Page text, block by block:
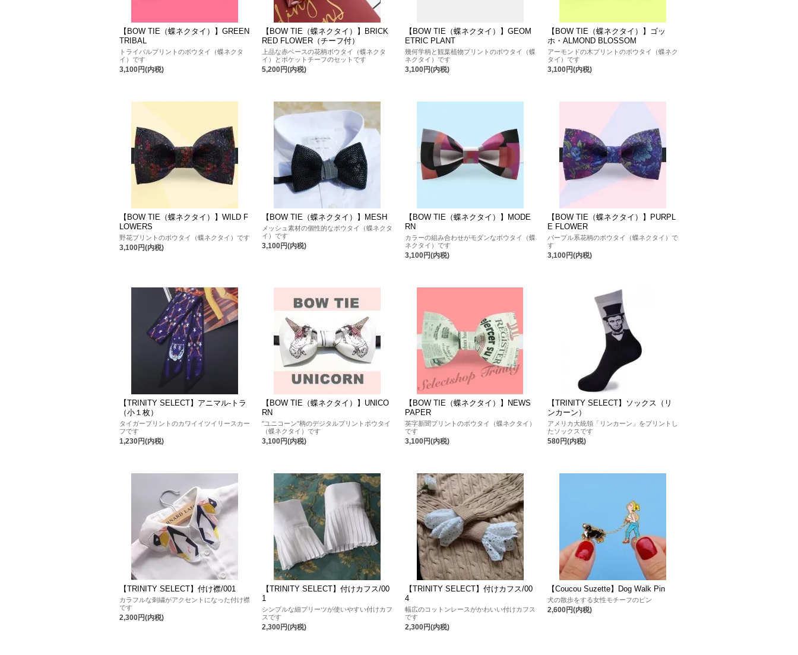
【BOW TIE（蝶ネクタイ）】GREEN
TRIBAL
トライバルプリントのボウタイ（蝶ネクタ
イ）です
3,100円(内税)
【BOW TIE（蝶ネクタイ）】BRICK
RED FLOWER（チーフ付）
上品な赤ベースの花柄ボウタイ（蝶ネクタ
イ）とポケットチーフのセットです
5,200円(内税)
【BOW TIE（蝶ネクタイ）】GEOM
ETRIC PLANT
幾何学柄と観葉植物プリントのボウタイ（蝶
ネクタイ）です
3,100円(内税)
【BOW TIE（蝶ネクタイ）】ゴッ
ホ・ALMOND BLOSSOM
アーモンドの木プリントのボウタイ（蝶ネク
タイ）です
3,100円(内税)
【BOW TIE（蝶ネクタイ）】WILD F
LOWERS
野花プリントのボウタイ（蝶ネクタイ）です
3,100円(内税)
【BOW TIE（蝶ネクタイ）】MESH
メッシュ素材の個性的なボウタイ（蝶ネクタ
イ）です
3,100円(内税)
【BOW TIE（蝶ネクタイ）】MODE
RN
カラーの組み合わせがモダンなボウタイ（蝶
ネクタイ）です
3,100円(内税)
【BOW TIE（蝶ネクタイ）】PURPL
E FLOWER
パープル系花柄のボウタイ（蝶ネクタイ）で
す
3,100円(内税)
【TRINITY SELECT】アニマル-トラ
（小１枚）
タイガープリントのカワイイツイリースカー
フです
1,230円(内税)
【BOW TIE（蝶ネクタイ）】UNICO
RN
"ユニコーン"柄のデジタルプリントボウタイ
（蝶ネクタイ）です
3,100円(内税)
【BOW TIE（蝶ネクタイ）】NEWS
PAPER
英字新聞プリントのボウタイ（蝶ネクタイ）
です
3,100円(内税)
【TRINITY SELECT】ソックス（リ
ンカーン）
アメリカ大統領「リンカーン」をプリントし
たソックスです
580円(内税)
【TRINITY SELECT】付け襟/001
カラフルな刺繍がアクセントになった付け襟
です
2,300円(内税)
【TRINITY SELECT】付けカフス/00
1
シンプルな細プリーツが使いやすい付けカフ
スです
2,300円(内税)
【TRINITY SELECT】付けカフス/00
4
幅広のコットンレースがかわいい付けカフス
です
2,300円(内税)
【Coucou Suzette】Dog Walk Pin
犬の散歩をする女性モチーフのピン
2,600円(内税)